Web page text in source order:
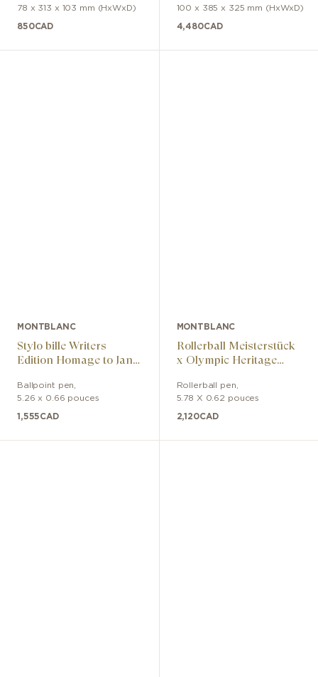
78 x 313 x 103 mm (HxWxD)
850CAD
100 x 385 x 325 mm (HxWxD)
4,480CAD
MONTBLANC
Stylo bille Writers
Edition Homage to Jane
Ballpoint pen
5.26 x 0.66 pouces
1,555CAD
MONTBLANC
Rollerball Meisterstück
x Olympic Heritage
LeGrand
Rollerball pen
5.78 X 0.62 pouces
2,120CAD